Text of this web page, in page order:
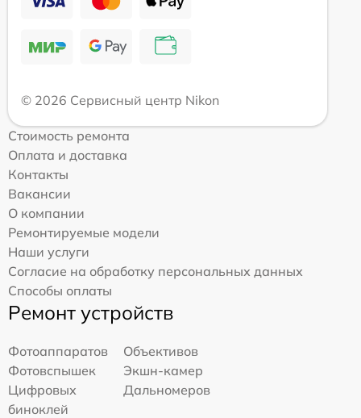
© 2026 Сервисный центр Nikon
Стоимость ремонта
Оплата и доставка
Контакты
Вакансии
О компании
Ремонтируемые модели
Наши услуги
Согласие на обработку персональных данных
Способы оплаты
Ремонт устройств
Фотоаппаратов
Объективов
Фотовспышек
Экшн-камер
Цифровых
биноклей
Дальномеров